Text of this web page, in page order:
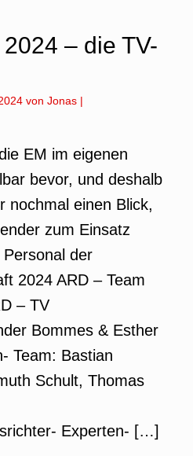
– die TV-
von Jonas |
EM im eigenen
bevor, und deshalb
nochmal einen Blick,
zum Einsatz
der
2024 ARD – Team
– TV
Bommes & Esther
Team: Bastian
Schult, Thomas
Experten- […]